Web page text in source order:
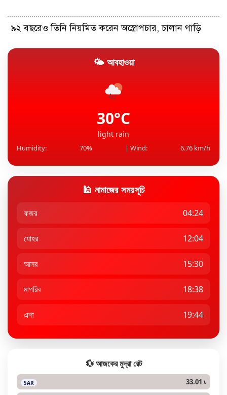
৯২ বছরেও তিনি নিয়মিত করেন অস্ত্রোপচার, চালান গাড়ি
বিরল সব গাড়ি দেখিয়ে রোনালদো বললেন, ‘আমার খেলনা’
সাতসকালেই বগুড়ার সড়কে প্রাণ গেল ৩ জনের
🌤 আবহাওয়া
30°C
light rain
Humidity: 70% | Wind: 6.76 km/h
🕌 নামাজের সময়সূচি
ফজর 04:24
যোহর 12:04
আসর 15:30
মাগরিব 18:38
এশা 19:44
💱 আজকের মুদ্রা রেট
SAR 33.01 ৳